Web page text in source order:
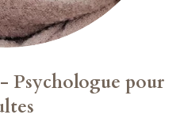
Psychologue pour